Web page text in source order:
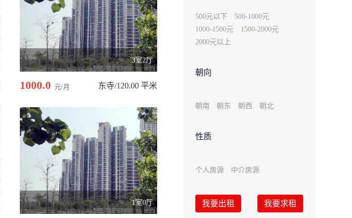
3室2厅
1000.0 元/月 东寺/120.00 平米
1室0厅
500元以下
500-1000元
1000-1500元
1500-2000元
2000元以上
朝向
朝南 朝东 朝西 朝北
性质
个人房源 中介房源
我要出租 我要求租